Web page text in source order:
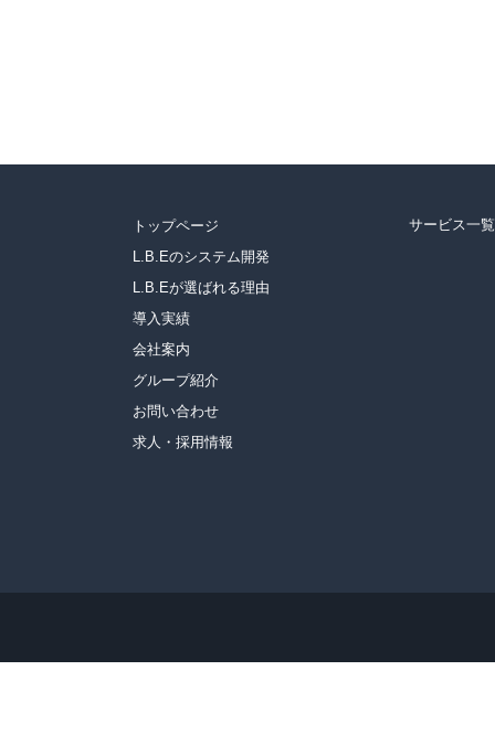
トップページ
L.B.Eのシステム開発
L.B.Eが選ばれる理由
導入実績
会社案内
グループ紹介
お問い合わせ
求人・採用情報
サービス一覧